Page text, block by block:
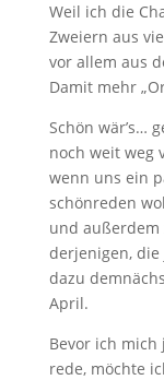
Weil ich die
Zweiern aus
vor allem aus
Damit mehr
Schön wär’s…
noch weit weg
wenn uns ein
schönreden
und außerdem
derjenigen,
dazu
April.
Bevor ich
rede, möchte